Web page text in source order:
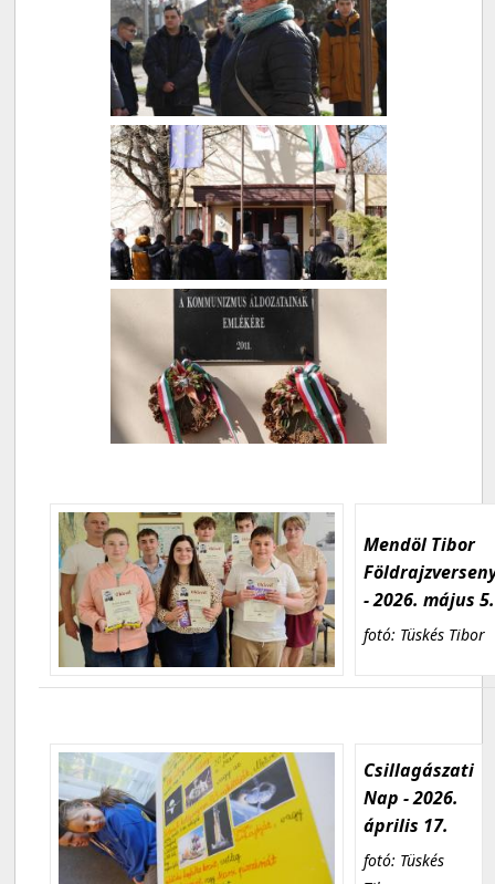
Mendöl Tibor
- 2026. május 5.
fotó: Tüskés Tibor
Csillagászati
Nap - 2026.
április 17.
fotó: Tüskés